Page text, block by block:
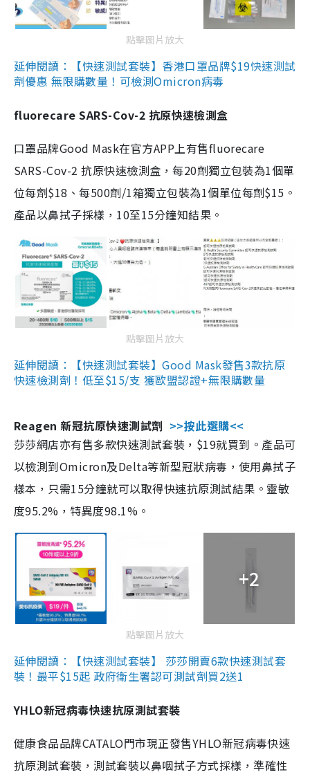
點擊圖片放大
延伸閱讀：【快速測試套裝】香港口罩品牌$19快速測試
劑優惠 無限購數量！可檢測Omicron病毒
fluorecare SARS-Cov-2 抗原快速檢測盒
口罩品牌Good Mask在官方APP上有售fluorecare
SARS-Cov-2 抗原快速檢測盒，每20劑獨立包裝為1個單
位每劑$18、每500劑/1箱獨立包裝為1個單位每劑$15。
產品以鼻拭子採樣，10至15分鐘知結果。
點擊圖片放大
延伸閱讀：【快速測試套裝】Good Mask發售3款抗原
快速檢測劑！低至$15/支 獲歐盟認證+無限購數量
Reagen 新冠抗原快速測試劑 >>按此選購<<
莎莎網店亦有售多款快速測試套裝，$19就買到。產品可
以檢測到Omicron及Delta等新型冠狀病毒，使用鼻拭子
樣本，只需15分鐘就可以取得快速抗原測試結果。靈敏
度95.2%，特異度98.1%。
+2
點擊圖片放大
延伸閱讀：【快速測試套裝】 莎莎開賣6款快速測試套
裝！最平$15起 政府衛生署認可測試劑買2送1
YHLO新冠病毒快速抗原測試套裝
健康食品品牌CATALO門市現正發售YHLO新冠病毒快速
抗原測試套裝，測試套裝以鼻咽拭子方式採樣，準確性